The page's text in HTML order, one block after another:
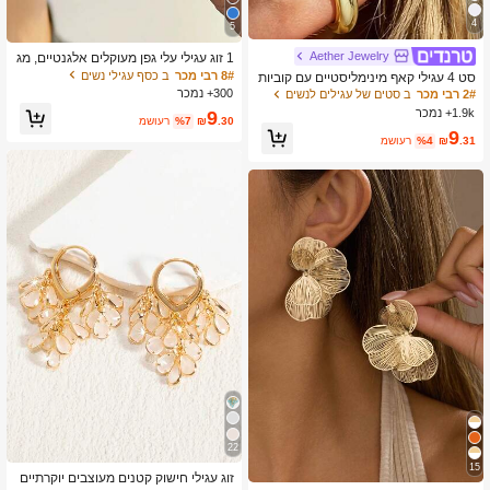
4
Aether Jewelry
סט 4 עגילי קאף מינימליסטיים עם קוביות
זירקוניה - ניתן לערום, ללא צורך בנקיב, מ
2# רבי מכר
ב סטים של עגילים לנשים
1.9k+ נמכר
₪9.31
%4 משוער
15
5
1 זוג עגילי עלי גפן מעוקלים אלגנטיים, מג
וונים ללבוש יומיומי
8# רבי מכר
ב כסף עגילי נשים
300+ נמכר
₪9.30
%7 משוער
22
זוג עגילי חישוק קטנים מעוצבים יוקרתיים